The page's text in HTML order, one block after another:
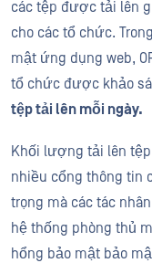
các tệp được tải lên
cho các tổ chức.
mật ứng dụng web,
tổ chức được khảo
tệp tải lên mỗi ngày.
Khối lượng tải lên
nhiều cổng thông tin
trọng mà các tác
hệ thống phòng thủ
hổng bảo mật bảo